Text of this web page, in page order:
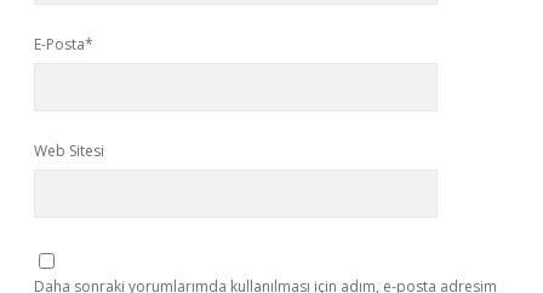
E-Posta*
Web Sitesi
Daha sonraki yorumlarımda kullanılması için adım, e-posta adresim